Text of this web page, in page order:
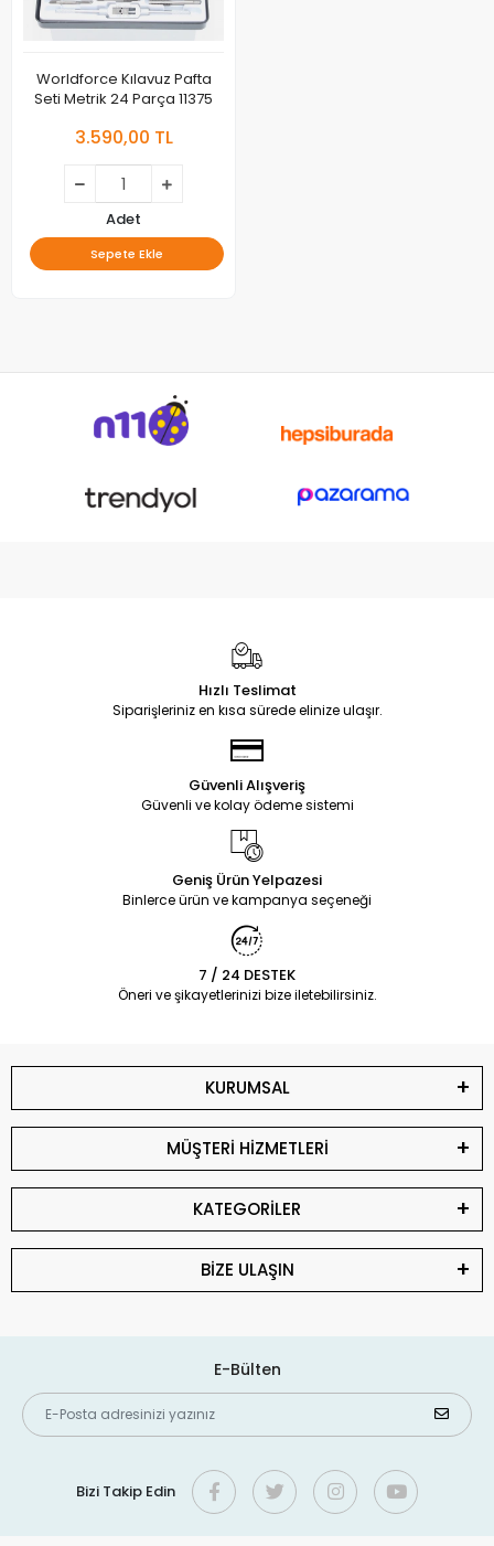
Worldforce Kılavuz Pafta
Seti Metrik 24 Parça 11375
3.590,00 TL
Adet
Sepete Ekle
Hızlı Teslimat
Siparişleriniz en kısa sürede elinize ulaşır.
Güvenli Alışveriş
Güvenli ve kolay ödeme sistemi
Geniş Ürün Yelpazesi
Binlerce ürün ve kampanya seçeneği
7 / 24 DESTEK
Öneri ve şikayetlerinizi bize iletebilirsiniz.
KURUMSAL
MÜŞTERİ HİZMETLERİ
KATEGORİLER
BİZE ULAŞIN
E-Bülten
Bizi Takip Edin